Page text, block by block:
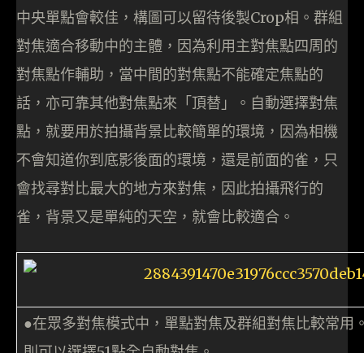
中央單點會較佳，構圖可以留待後製Crop相。群組
對焦適合移動中的主體，因為利用主對焦點四周的
對焦點作輔助，當中間的對焦點不能確定焦點的
話，亦可靠其他對焦點來「頂替」。自動選擇對焦
點，就要用於拍攝背景比較簡單的環境，因為相機
不會知道你到底影後面的環境，還是前面的雀，只
會找尋對比最大的地方來對焦，因此拍攝飛行的
雀，背景又是單純的天空，就會比較適合。
●在眾多對焦模式中，單點對焦及群組對焦比較常